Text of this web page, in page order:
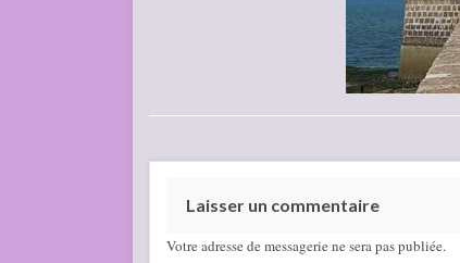
Laisser un commentaire
Votre adresse de messagerie ne sera pas publiée.